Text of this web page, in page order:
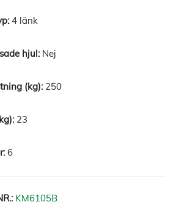
4 länk
Nej
250
23
6
KM6105B